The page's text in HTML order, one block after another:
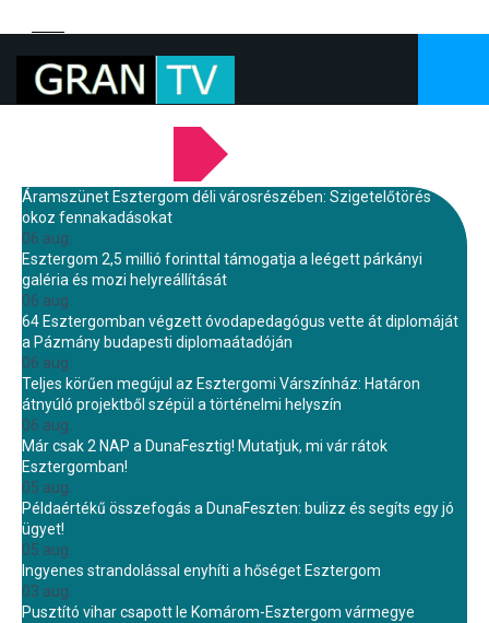
Áramszünet Esztergom déli városrészében: Szigetelőtörés
okoz fennakadásokat
06 aug.
Esztergom 2,5 millió forinttal támogatja a leégett párkányi
galéria és mozi helyreállítását
06 aug.
64 Esztergomban végzett óvodapedagógus vette át diplomáját
a Pázmány budapesti diplomaátadóján
06 aug.
Teljes körűen megújul az Esztergomi Várszínház: Határon
átnyúló projektből szépül a történelmi helyszín
06 aug.
Már csak 2 NAP a DunaFesztig! Mutatjuk, mi vár rátok
Esztergomban!
05 aug.
Példaértékű összefogás a DunaFeszten: bulizz és segíts egy jó
ügyet!
05 aug.
Ingyenes strandolással enyhíti a hőséget Esztergom
03 aug.
Pusztító vihar csapott le Komárom-Esztergom vármegye